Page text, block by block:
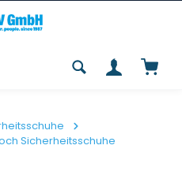
Sicherheitsschuhe